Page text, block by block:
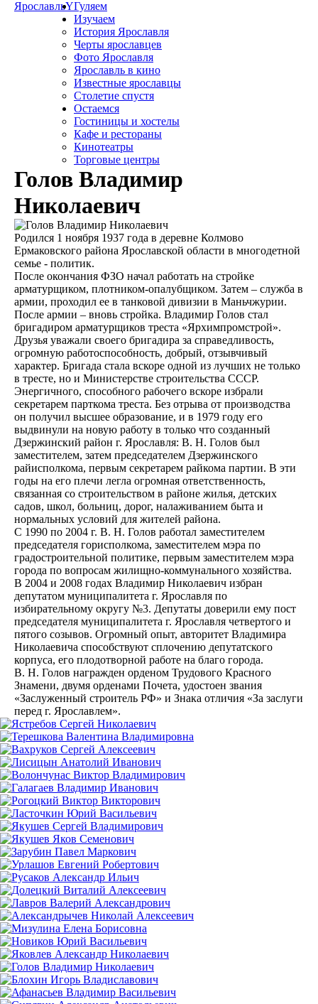
ЯрославльYГуляем
Изучаем
История Ярославля
Черты ярославцев
Фото Ярославля
Ярославль в кино
Известные ярославцы
Столетие спустя
Остаемся
Гостиницы и хостелы
Кафе и рестораны
Кинотеатры
Торговые центры
Голов Владимир
Николаевич
Родился 1 ноября 1937 года в деревне Колмово
Ермаковского района Ярославской области в многодетной
семье - политик.
После окончания ФЗО начал работать на стройке
арматурщиком, плотником-опалубщиком. Затем – служба в
армии, проходил ее в танковой дивизии в Маньчжурии.
После армии – вновь стройка. Владимир Голов стал
бригадиром арматурщиков треста «Ярхимпромстрой».
Друзья уважали своего бригадира за справедливость,
огромную работоспособность, добрый, отзывчивый
характер. Бригада стала вскоре одной из лучших не только
в тресте, но и Министерстве строительства СССР.
Энергичного, способного рабочего вскоре избрали
секретарем парткома треста. Без отрыва от производства
он получил высшее образование, и в 1979 году его
выдвинули на новую работу в только что созданный
Дзержинский район г. Ярославля: В. Н. Голов был
заместителем, затем председателем Дзержинского
райисполкома, первым секретарем райкома партии. В эти
годы на его плечи легла огромная ответственность,
связанная со строительством в районе жилья, детских
садов, школ, больниц, дорог, налаживанием быта и
нормальных условий для жителей района.
С 1990 по 2004 г. В. Н. Голов работал заместителем
председателя горисполкома, заместителем мэра по
градостроительной политике, первым заместителем мэра
города по вопросам жилищно-коммунального хозяйства.
В 2004 и 2008 годах Владимир Николаевич избран
депутатом муниципалитета г. Ярославля по
избирательному округу №3. Депутаты доверили ему пост
председателя муниципалитета г. Ярославля четвертого и
пятого созывов. Огромный опыт, авторитет Владимира
Николаевича способствуют сплочению депутатского
корпуса, его плодотворной работе на благо города.
В. Н. Голов награжден орденом Трудового Красного
Знамени, двумя орденами Почета, удостоен звания
«Заслуженный строитель РФ» и Знака отличия «За заслуги
перед г. Ярославлем».